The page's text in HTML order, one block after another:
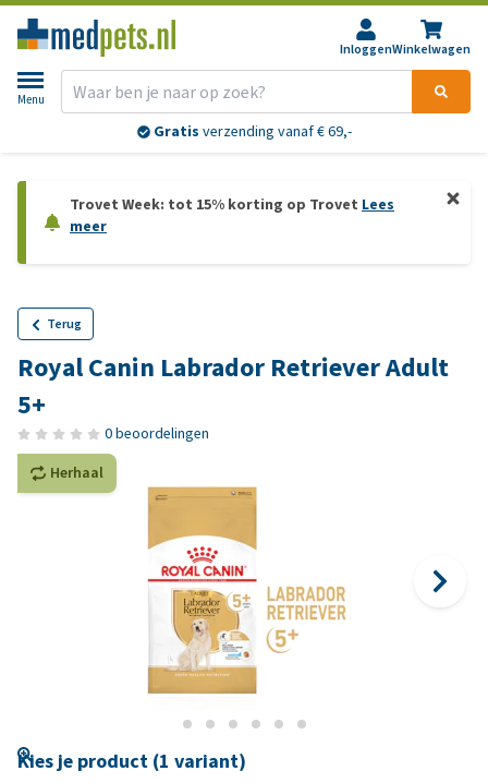
InloggenWinkelwagen
Menu
Gratis verzending vanaf € 69,-
Trovet Week: tot 15% korting op Trovet Lees
meer
Terug
Royal Canin Labrador Retriever Adult
5+
0 beoordelingen
Herhaal
Kies je product (1 variant)